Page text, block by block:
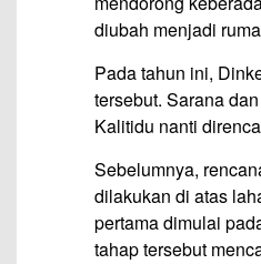
diubah menjadi
Pada tahun ini,
tersebut. Sarana
Kalitidu nanti
Sebelumnya,
dilakukan di atas
pertama dimulai
tahap tersebut